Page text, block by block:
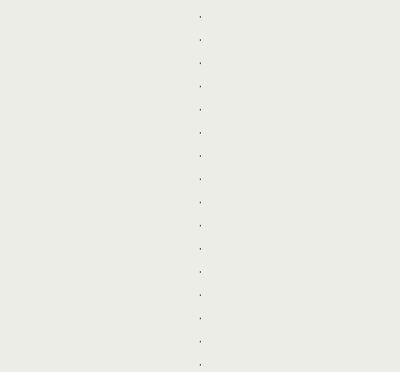
.
.
.
.
.
.
.
.
.
.
.
.
.
.
.
.